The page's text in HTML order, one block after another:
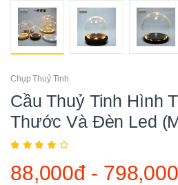
Chụp Thuỷ Tinh
Cầu Thuỷ Tinh Hình
Thước Và Đèn Led
88,000đ -